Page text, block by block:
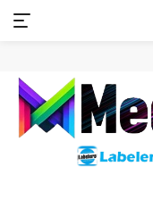
Skip
content